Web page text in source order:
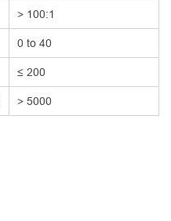
> 100:1
0 to 40
≤ 200
> 5000